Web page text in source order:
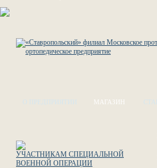
МАГАЗИН
УЧАСТНИКАМ СПЕЦИАЛЬНОЙ
ВОЕННОЙ ОПЕРАЦИИ